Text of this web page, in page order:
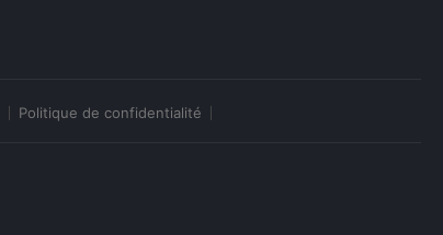
Politique de confidentialité